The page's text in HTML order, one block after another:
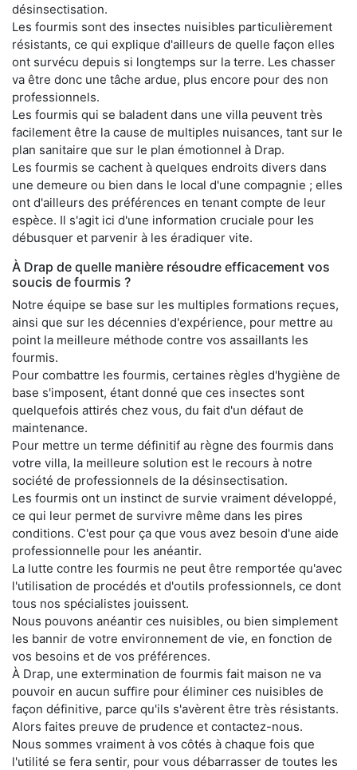
désinsectisation.
Les fourmis sont des insectes nuisibles particulièrement
résistants, ce qui explique d'ailleurs de quelle façon elles
ont survécu depuis si longtemps sur la terre. Les chasser
va être donc une tâche ardue, plus encore pour des non
professionnels.
Les fourmis qui se baladent dans une villa peuvent très
facilement être la cause de multiples nuisances, tant sur le
plan sanitaire que sur le plan émotionnel à Drap.
Les fourmis se cachent à quelques endroits divers dans
une demeure ou bien dans le local d'une compagnie ; elles
ont d'ailleurs des préférences en tenant compte de leur
espèce. Il s'agit ici d'une information cruciale pour les
débusquer et parvenir à les éradiquer vite.
À Drap de quelle manière résoudre efficacement vos
soucis de fourmis ?
Notre équipe se base sur les multiples formations reçues,
ainsi que sur les décennies d'expérience, pour mettre au
point la meilleure méthode contre vos assaillants les
fourmis.
Pour combattre les fourmis, certaines règles d'hygiène de
base s'imposent, étant donné que ces insectes sont
quelquefois attirés chez vous, du fait d'un défaut de
maintenance.
Pour mettre un terme définitif au règne des fourmis dans
votre villa, la meilleure solution est le recours à notre
société de professionnels de la désinsectisation.
Les fourmis ont un instinct de survie vraiment développé,
ce qui leur permet de survivre même dans les pires
conditions. C'est pour ça que vous avez besoin d'une aide
professionnelle pour les anéantir.
La lutte contre les fourmis ne peut être remportée qu'avec
l'utilisation de procédés et d'outils professionnels, ce dont
tous nos spécialistes jouissent.
Nous pouvons anéantir ces nuisibles, ou bien simplement
les bannir de votre environnement de vie, en fonction de
vos besoins et de vos préférences.
À Drap, une extermination de fourmis fait maison ne va
pouvoir en aucun suffire pour éliminer ces nuisibles de
façon définitive, parce qu'ils s'avèrent être très résistants.
Alors faites preuve de prudence et contactez-nous.
Nous sommes vraiment à vos côtés à chaque fois que
l'utilité se fera sentir, pour vous débarrasser de toutes les